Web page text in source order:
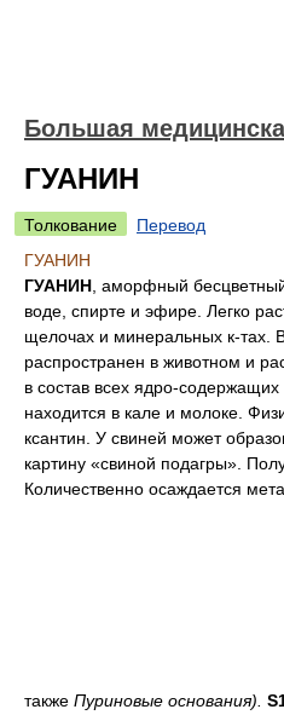
Большая
ГУАНИН
Толкование
Перевод
ГУАНИН
ГУАНИН , аморфный
воде, спирте и эфире. Легко
щелочах и минеральных к-тах.
распространен в животном и
в состав всех ядро-содержащих
находится в кале и молоке.
ксантин. У свиней может
картину «свиной подагры».
Количественно осаждается
также Пуриновые основания).